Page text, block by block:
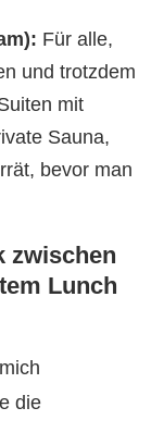
Für alle,
und trotzdem
mit
Sauna,
bevor man
zwischen
Lunch
die